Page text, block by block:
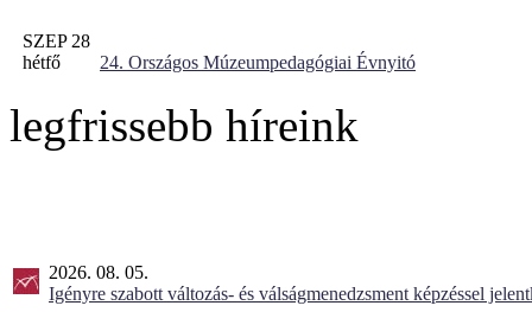
SZEP 28
hétfő
24. Országos Múzeumpedagógiai Évnyitó
legfrissebb híreink
2026. 08. 05.
Igényre szabott változás- és válságmenedzsment képzéssel